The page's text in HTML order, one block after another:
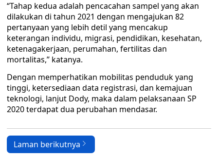
“Tahap kedua adalah pencacahan sampel yang akan
dilakukan di tahun 2021 dengan mengajukan 82
pertanyaan yang lebih detil yang mencakup
keterangan individu, migrasi, pendidikan, kesehatan,
ketenagakerjaan, perumahan, fertilitas dan
mortalitas,” katanya.
Dengan memperhatikan mobilitas penduduk yang
tinggi, ketersediaan data registrasi, dan kemajuan
teknologi, lanjut Dody, maka dalam pelaksanaan SP
2020 terdapat dua perubahan mendasar.
Laman berikutnya